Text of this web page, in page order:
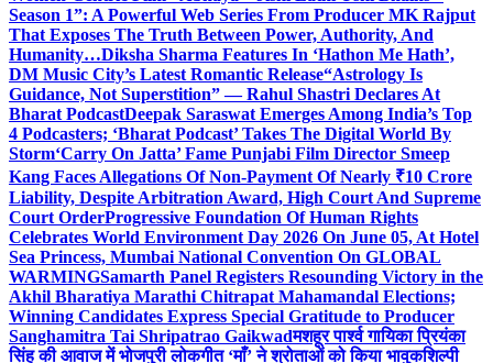
Season 1”: A Powerful Web Series From Producer MK Rajput
That Exposes The Truth Between Power, Authority, And
Humanity…Diksha Sharma Features In ‘Hathon Me Hath’,
DM Music City’s Latest Romantic Release“Astrology Is
Guidance, Not Superstition” — Rahul Shastri Declares At
Bharat PodcastDeepak Saraswat Emerges Among India’s Top
4 Podcasters; ‘Bharat Podcast’ Takes The Digital World By
Storm‘Carry On Jatta’ Fame Punjabi Film Director Smeep
Kang Faces Allegations Of Non-Payment Of Nearly ₹10 Crore
Liability, Despite Arbitration Award, High Court And Supreme
Court OrderProgressive Foundation Of Human Rights
Celebrates World Environment Day 2026 On June 05, At Hotel
Sea Princess, Mumbai National Convention On GLOBAL
WARMINGSamarth Panel Registers Resounding Victory in the
Akhil Bharatiya Marathi Chitrapat Mahamandal Elections;
Winning Candidates Express Special Gratitude to Producer
Sanghamitra Tai Shripatrao Gaikwadमशहूर पार्श्व गायिका प्रियंका
सिंह की आवाज में भोजपुरी लोकगीत ‘माँ’ ने श्रोताओं को किया भावुकशिल्पी